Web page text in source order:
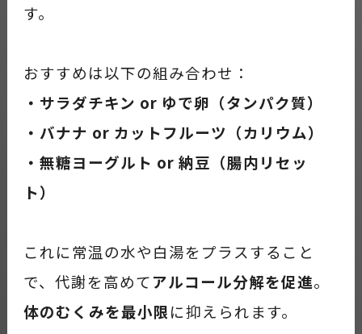
す。
おすすめは以下の組み合わせ：
・サラダチキン or ゆで卵（タンパク質）
・バナナ or カットフルーツ（カリウム）
・無糖ヨーグルト or 納豆（腸内リセッ
ト）
これに常温の水や白湯をプラスすること
で、代謝を高めてアルコール分解を促進。
体のむくみを最小限に抑えられます。